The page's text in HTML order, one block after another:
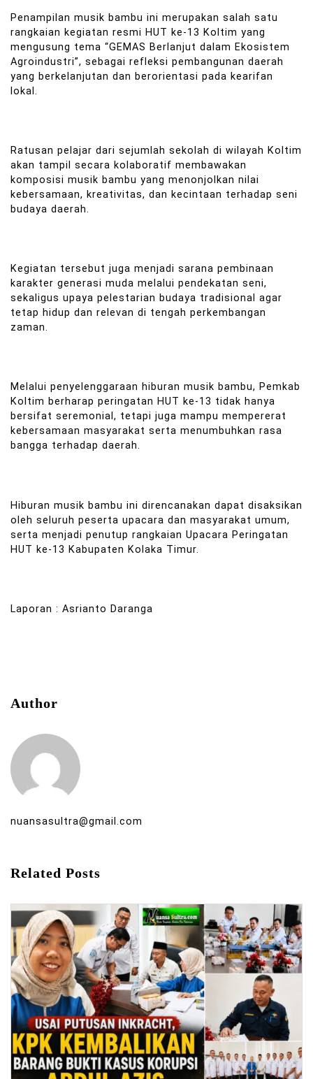
Penampilan musik bambu ini merupakan salah satu
rangkaian kegiatan resmi HUT ke-13 Koltim yang
mengusung tema “GEMAS Berlanjut dalam Ekosistem
Agroindustri”, sebagai refleksi pembangunan daerah
yang berkelanjutan dan berorientasi pada kearifan
lokal.
Ratusan pelajar dari sejumlah sekolah di wilayah Koltim
akan tampil secara kolaboratif membawakan
komposisi musik bambu yang menonjolkan nilai
kebersamaan, kreativitas, dan kecintaan terhadap seni
budaya daerah.
Kegiatan tersebut juga menjadi sarana pembinaan
karakter generasi muda melalui pendekatan seni,
sekaligus upaya pelestarian budaya tradisional agar
tetap hidup dan relevan di tengah perkembangan
zaman.
Melalui penyelenggaraan hiburan musik bambu, Pemkab
Koltim berharap peringatan HUT ke-13 tidak hanya
bersifat seremonial, tetapi juga mampu mempererat
kebersamaan masyarakat serta menumbuhkan rasa
bangga terhadap daerah.
Hiburan musik bambu ini direncanakan dapat disaksikan
oleh seluruh peserta upacara dan masyarakat umum,
serta menjadi penutup rangkaian Upacara Peringatan
HUT ke-13 Kabupaten Kolaka Timur.
Laporan : Asrianto Daranga
Author
nuansasultra@gmail.com
Related Posts